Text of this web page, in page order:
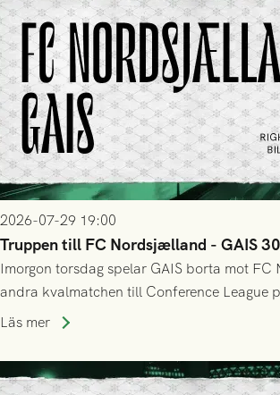
2026-07-29 19:00
Truppen till FC Nordsjælland - GAIS
Imorgon torsdag spelar GAIS borta mot
andra kvalmatchen till Conference League
Park! Fredrik Holmberg och ledarstaben
Läs mer